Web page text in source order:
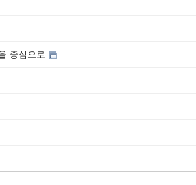
중심으로